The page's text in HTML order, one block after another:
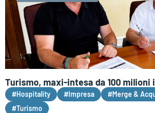
Turismo, maxi-intesa da 100 milioni
#Hospitality #Impresa
#Merge &
#Turismo